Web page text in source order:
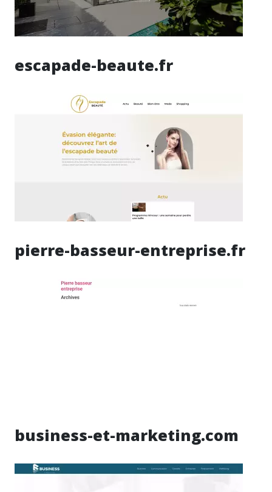
escapade-beaute.fr
pierre-basseur-entreprise.fr
business-et-marketing.com